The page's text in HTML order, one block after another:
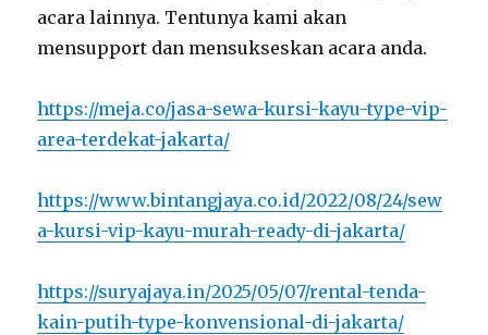
acara lainnya. Tentunya kami akan
mensupport dan mensukseskan acara anda.
https://meja.co/jasa-sewa-kursi-kayu-type-vip-
area-terdekat-jakarta/
https://www.bintangjaya.co.id/2022/08/24/sew
a-kursi-vip-kayu-murah-ready-di-jakarta/
https://suryajaya.in/2025/05/07/rental-tenda-
kain-putih-type-konvensional-di-jakarta/